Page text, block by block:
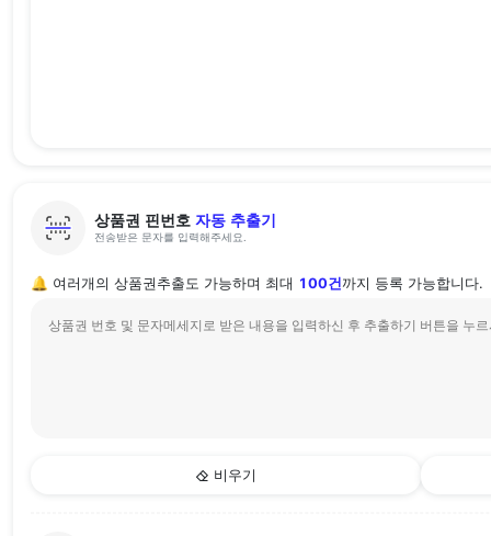
상품권 핀번호자동 추출기
전송받은 문자를 입력해주세요.
🔔 여러개의 상품권추출도 가능하며 최대 100건 까지 등록 가능합니다.
비우기